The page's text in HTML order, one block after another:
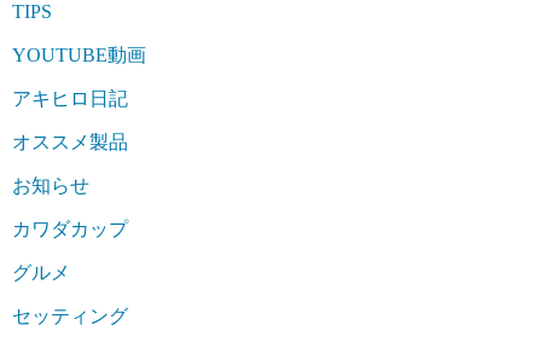
TIPS
YOUTUBE動画
アキヒロ日記
オススメ製品
お知らせ
カワダカップ
グルメ
セッティング